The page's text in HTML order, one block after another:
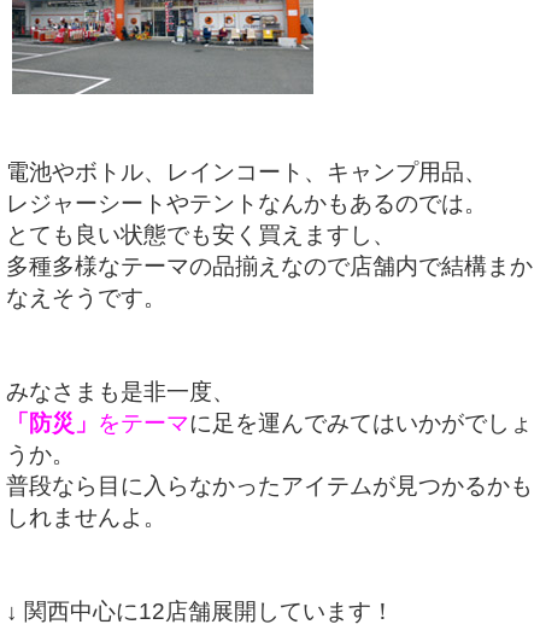
電池やボトル、レインコート、キャンプ用品、
レジャーシートやテントなんかもあるのでは。
とても良い状態でも安く買えますし、
多種多様なテーマの品揃えなので店舗内で結構まか
なえそうです。
みなさまも是非一度、
「防災」 をテーマに足を運んでみてはいかがでしょ
うか。
普段なら目に入らなかったアイテムが見つかるかも
しれませんよ。
↓ 関西中心に12店舗展開しています！